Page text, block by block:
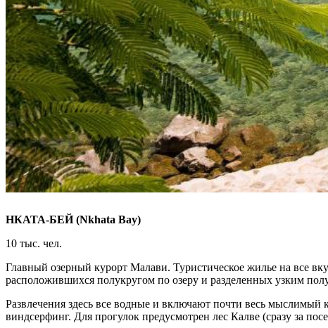
НКАТА-БЕЙ (Nkhata Bay)
10 тыс. чел.
Главный озерный курорт Малави. Туристическое жилье на все
расположившихся полукругом по озеру и разделенных узким
Развлечения здесь все водные и включают почти весь мыслимый
виндсерфинг. Для прогулок предусмотрен лес Калве (сразу за